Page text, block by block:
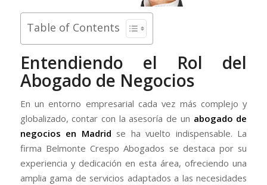
Table of Contents
Entendiendo el Rol del
Abogado de Negocios
En un entorno empresarial cada vez más complejo y
globalizado, contar con la asesoría de un abogado de
negocios en Madrid se ha vuelto indispensable. La
firma Belmonte Crespo Abogados se destaca por su
experiencia y dedicación en esta área, ofreciendo una
amplia gama de servicios adaptados a las necesidades